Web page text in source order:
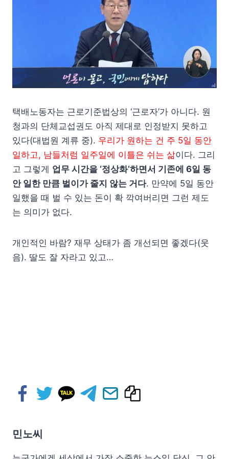
택배노동자는 근로기준법상의 ‘근로자’가 아니다. 원
청과의 단체교섭권도 아직 제대로 인정받지 못하고
있다(대법원 계류 중). 우리가 원하는 건 주 5일 동안
일하고, 남들처럼 일주일에 이틀은 쉬는 삶이다. 그리
고 그렇게 업무 시간을 ‘정상화’하면서 기존에 6일 동
안 일한 만큼 벌이가 줄지 않는 거다. 만약에 5일 동안
일했을 때 벌 수 있는 돈이 확 깍여버리면 그런 제도
는 의미가 없다.
개인적인 바람? 재무 상태가 좀 개선되면 좋겠다(웃
음). 딸도 잘 자라고 있고…
민노씨